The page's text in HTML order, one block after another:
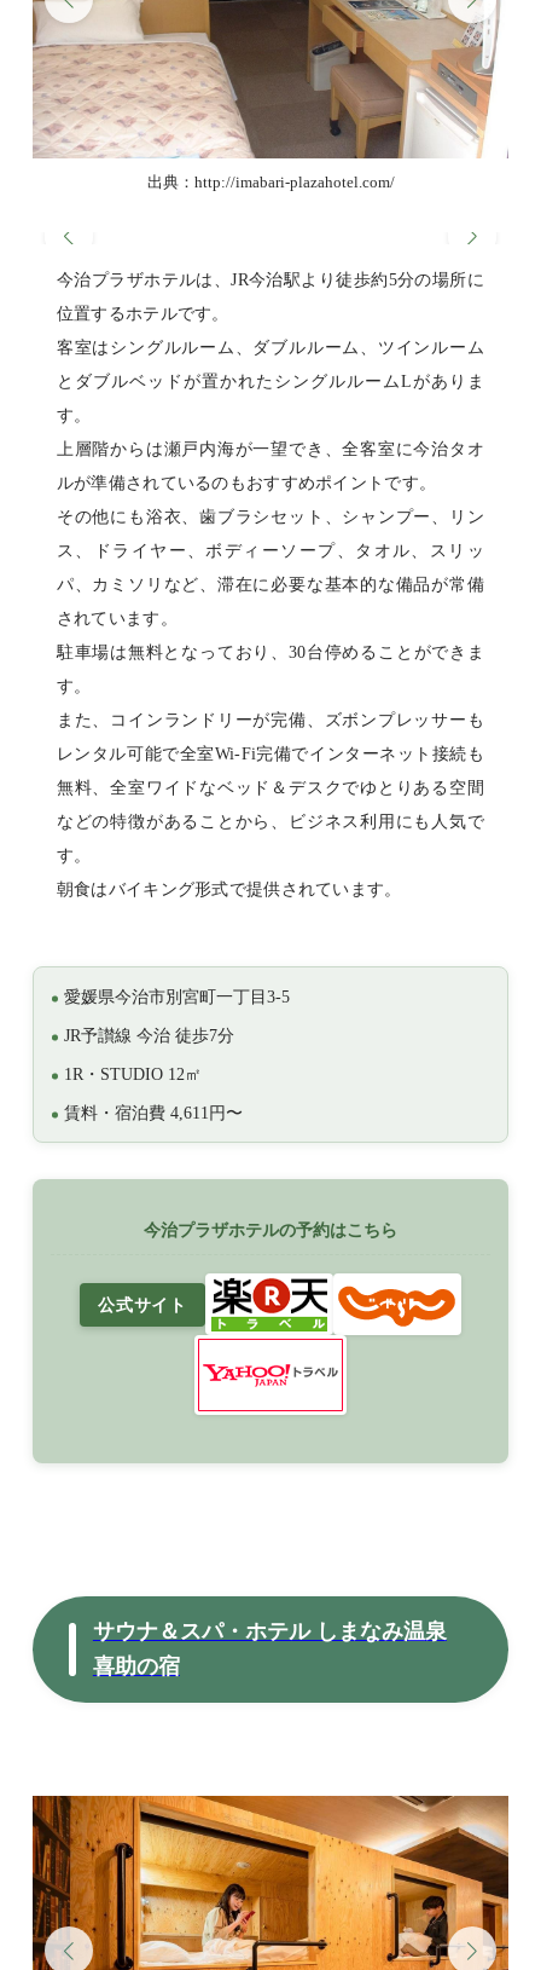
出典：http://imabari-plazahotel.com/
今治プラザホテルは、JR今治駅より徒歩約5分の場所に
位置するホテルです。
客室はシングルルーム、ダブルルーム、ツインルーム
とダブルベッドが置かれたシングルルームLがありま
す。
上層階からは瀬戸内海が一望でき、全客室に今治タオ
ルが準備されているのもおすすめポイントです。
その他にも浴衣、歯ブラシセット、シャンプー、リン
ス、ドライヤー、ボディーソープ、タオル、スリッ
パ、カミソリなど、滞在に必要な基本的な備品が常備
されています。
駐車場は無料となっており、30台停めることができま
す。
また、コインランドリーが完備、ズボンプレッサーも
レンタル可能で全室Wi-Fi完備でインターネット接続も
無料、全室ワイドなベッド＆デスクでゆとりある空間
などの特徴があることから、ビジネス利用にも人気で
す。
朝食はバイキング形式で提供されています。
愛媛県今治市別宮町一丁目3-5
JR予讃線 今治 徒歩7分
1R・STUDIO 12㎡
賃料・宿泊費 4,611円〜
今治プラザホテルの予約はこちら
公式サイト
サウナ＆スパ・ホテル しまなみ温泉
喜助の宿